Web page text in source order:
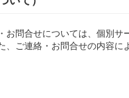
お問合せについては、個別
、ご連絡・お問合せの内容に